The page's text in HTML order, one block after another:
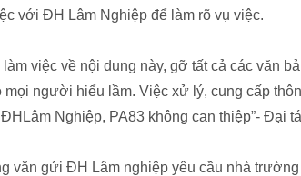
với ĐH Lâm Nghiệp để làm rõ vụ việc.
việc về nội dung này, gỡ tất cả các văn
mọi người hiểu lầm. Việc xử lý, cung cấp
Nghiệp, PA83 không can thiệp”- Đại
văn gửi ĐH Lâm nghiệp yêu cầu nhà